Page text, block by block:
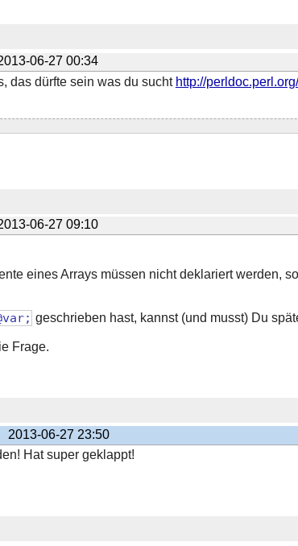
06-27 00:34
das dürfte sein was du sucht http://
06-27 09:10
eines Arrays müssen nicht deklariert werden,
geschrieben hast, kannst (und musst) Du
Frage.
2013-06-27 23:50
Hat super geklappt!